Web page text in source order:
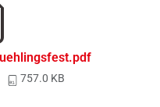
757.0 KB